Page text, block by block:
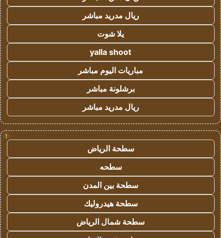
ريال مدريد مباشر
يلا شوت
yalla shoot
مباريات اليوم مباشر
برشلونة مباشر
ريال مدريد مباشر
!
سطحة الرياض
سطحه
سطحة بين المدن
سطحة هيدروليك
سطحة شمال الرياض